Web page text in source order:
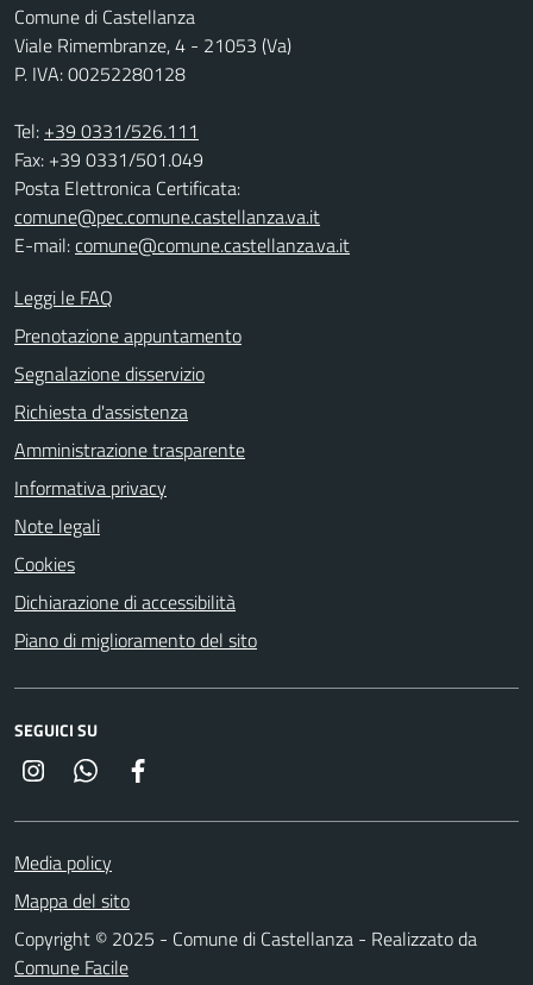
Comune di Castellanza
Viale Rimembranze, 4 - 21053 (Va)
P. IVA: 00252280128
Tel: +39 0331/526.111
Fax: +39 0331/501.049
Posta Elettronica Certificata:
comune@pec.comune.castellanza.va.it
E-mail:comune@comune.castellanza.va.it
Leggi le FAQ
Prenotazione appuntamento
Segnalazione disservizio
Richiesta d'assistenza
Amministrazione trasparente
Informativa privacy
Note legali
Cookies
Dichiarazione di accessibilità
Piano di miglioramento del sito
SEGUICI SU
InstagramWhatsapp
Media policy
Mappa del sito
Copyright © 2025 - Comune di Castellanza - Realizzato da
Comune Facile